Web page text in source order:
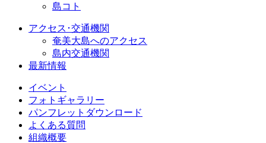
島コト
アクセス･交通機関
奄美大島へのアクセス
島内交通機関
最新情報
イベント
フォトギャラリー
パンフレットダウンロード
よくある質問
組織概要